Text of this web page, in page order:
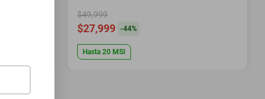
$49,999
$27,999 -44%
Hasta 20 MSI